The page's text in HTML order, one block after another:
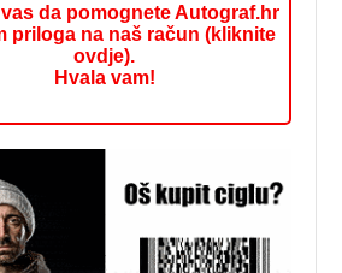
vas da pomognete Autograf.hr
priloga na naš račun (kliknite
ovdje).
Hvala vam!